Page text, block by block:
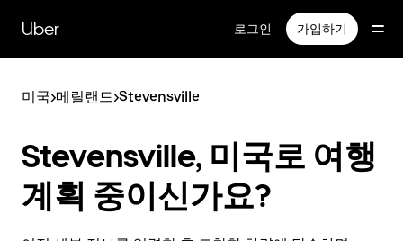
Uber 로그인 가입하기
미국>메릴랜드>Stevensville
Stevensville, 미국로 여행
계획 중이신가요?